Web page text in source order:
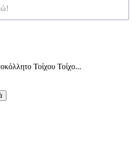
Τοίχου Τοίχο...